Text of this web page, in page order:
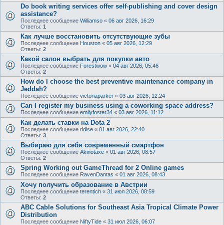
Do book writing services offer self-publishing and cover design
assistance?
Последнее сообщение Williamso « 06 авг 2026, 16:29
Ответы: 1
Как лучше восстановить отсутствующие зубы
Последнее сообщение Houston « 05 авг 2026, 12:29
Ответы: 2
Какой салон выбрать для покупки авто
Последнее сообщение Forestwow « 04 авг 2026, 05:46
Ответы: 2
How do I choose the best preventive maintenance company in
Jeddah?
Последнее сообщение victoriaparker « 03 авг 2026, 12:24
Can I register my business using a coworking space address?
Последнее сообщение emilyfoster34 « 03 авг 2026, 11:12
Как делать ставки на Dota 2
Последнее сообщение ridise « 01 авг 2026, 22:40
Ответы: 3
Выбираю для себя современный смартфон
Последнее сообщение Akinotaxe « 01 авг 2026, 08:57
Ответы: 2
Spring Working out GameThread for 2 Online games
Последнее сообщение RavenDantas « 01 авг 2026, 08:43
Хочу получить образование в Австрии
Последнее сообщение terentich « 31 июл 2026, 08:59
Ответы: 2
ABC Cable Solutions for Southeast Asia Tropical Climate Power
Distribution
Последнее сообщение NiftyTide « 31 июл 2026, 06:07